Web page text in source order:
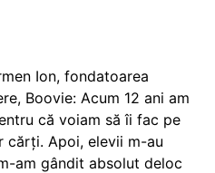
Ion, fondatoarea
Boovie: Acum 12 ani am
că voiam să îi fac pe
cărți. Apoi, elevii m-au
am gândit absolut deloc